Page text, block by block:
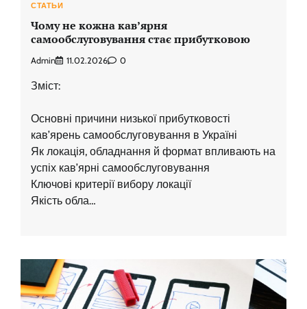
СТАТЬИ
Чому не кожна кав’ярня
самообслуговування стає прибутковою
Admin 11.02.2026 0
Зміст:
Основні причини низької прибутковості
кав’ярень самообслуговування в Україні
Як локація, обладнання й формат впливають на
успіх кав’ярні самообслуговування
Ключові критерії вибору локації
Якість обла…